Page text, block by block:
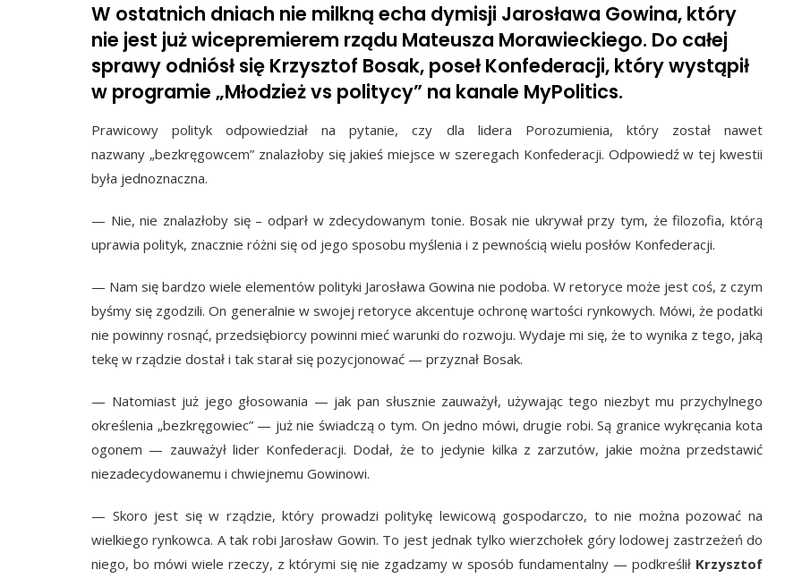
W ostatnich dniach nie milkną echa dymisji Jarosława Gowina, który
nie jest już wicepremierem rządu Mateusza Morawieckiego. Do całej
sprawy odniósł się Krzysztof Bosak, poseł Konfederacji, który wystąpił
w programie „Młodzież vs politycy” na kanale MyPolitics.
Prawicowy polityk odpowiedział na pytanie, czy dla lidera Porozumienia, który został nawet
nazwany „bezkręgowcem” znalazłoby się jakieś miejsce w szeregach Konfederacji. Odpowiedź w tej kwestii
była jednoznaczna.
— Nie, nie znalazłoby się – odparł w zdecydowanym tonie. Bosak nie ukrywał przy tym, że filozofia, którą
uprawia polityk, znacznie różni się od jego sposobu myślenia i z pewnością wielu posłów Konfederacji.
— Nam się bardzo wiele elementów polityki Jarosława Gowina nie podoba. W retoryce może jest coś, z czym
byśmy się zgodzili. On generalnie w swojej retoryce akcentuje ochronę wartości rynkowych. Mówi, że podatki
nie powinny rosnąć, przedsiębiorcy powinni mieć warunki do rozwoju. Wydaje mi się, że to wynika z tego, jaką
tekę w rządzie dostał i tak starał się pozycjonować — przyznał Bosak.
— Natomiast już jego głosowania — jak pan słusznie zauważył, używając tego niezbyt mu przychylnego
określenia „bezkręgowiec” — już nie świadczą o tym. On jedno mówi, drugie robi. Są granice wykręcania kota
ogonem — zauważył lider Konfederacji. Dodał, że to jedynie kilka z zarzutów, jakie można przedstawić
niezadecydowanemu i chwiejnemu Gowinowi.
— Skoro jest się w rządzie, który prowadzi politykę lewicową gospodarczo, to nie można pozować na
wielkiego rynkowca. A tak robi Jarosław Gowin. To jest jednak tylko wierzchołek góry lodowej zastrzeżeń do
niego, bo mówi wiele rzeczy, z którymi się nie zgadzamy w sposób fundamentalny — podkreślił Krzysztof